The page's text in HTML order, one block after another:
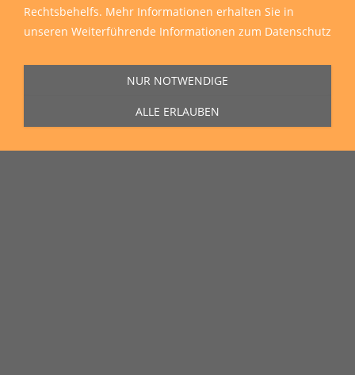
Rechtsbehelfs. Mehr Informationen erhalten Sie in
unseren Weiterführende Informationen zum Datenschutz
NUR NOTWENDIGE
ALLE ERLAUBEN